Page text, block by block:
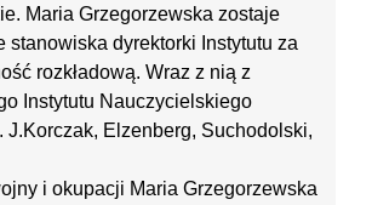
Maria Grzegorzewska zostaje
stanowiska dyrektorki Instytutu za
rozkładową. Wraz z nią z
Instytutu Nauczycielskiego
J.Korczak, Elzenberg, Suchodolski,
i okupacji Maria Grzegorzewska